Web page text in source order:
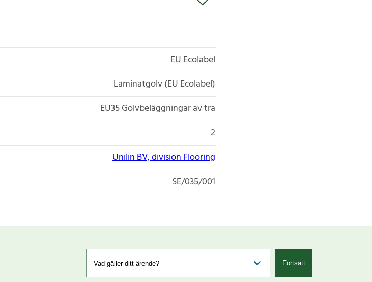
EU Ecolabel
Laminatgolv (EU Ecolabel)
EU35 Golvbeläggningar av trä
2
Unilin BV, division Flooring
SE/035/001
Fortsätt